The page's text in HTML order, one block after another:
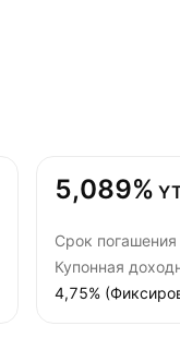
5,089%
Срок погашения
Купонная
4,75%